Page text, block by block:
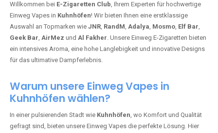
Willkommen bei E-Zigaretten Club, Ihrem Experten für hochwertige
Einweg Vapes in Kuhnhöfen! Wir bieten Ihnen eine erstklassige
Auswahl an Topmarken wie JNR, RandM, Adalya, Mosmo, Elf Bar,
Geek Bar, AirMez und Al Fakher. Unsere Einweg E-Zigaretten bieten
ein intensives Aroma, eine hohe Langlebigkeit und innovative Designs
für das ultimative Dampferlebnis.
Warum unsere Einweg Vapes in
Kuhnhöfen wählen?
In einer pulsierenden Stadt wie Kuhnhöfen, wo Komfort und Qualität
gefragt sind, bieten unsere Einweg Vapes die perfekte Lösung. Hier